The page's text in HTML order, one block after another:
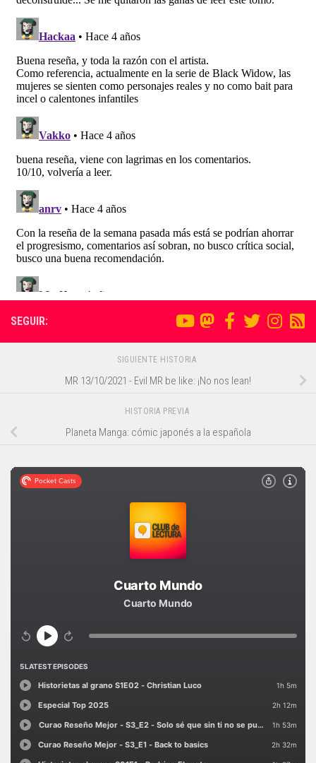
SEGUIR:
SIGUIENTE HISTORIA
MR 13/10/2021 - Evil MR be like: ¡No nos lean!
HISTORIA PREVIA
Planeta Manga: cómic japonés a la española